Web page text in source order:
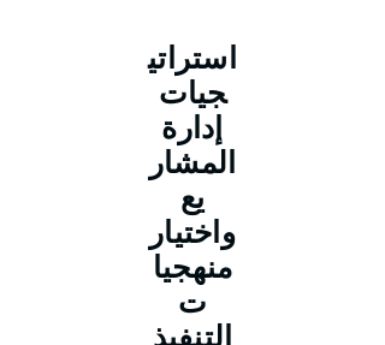
استراتي
جيات
إدارة
المشار
يع
واختيار
منهجيا
ت
التنفيذ